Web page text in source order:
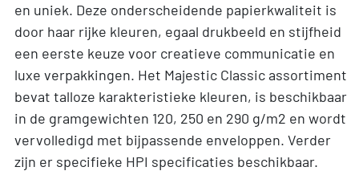
en uniek. Deze onderscheidende papierkwaliteit is
door haar rijke kleuren, egaal drukbeeld en stijfheid
een eerste keuze voor creatieve communicatie en
luxe verpakkingen. Het Majestic Classic assortiment
bevat talloze karakteristieke kleuren, is beschikbaar
in de gramgewichten 120, 250 en 290 g/m2 en wordt
vervolledigd met bijpassende enveloppen. Verder
zijn er specifieke HPI specificaties beschikbaar.